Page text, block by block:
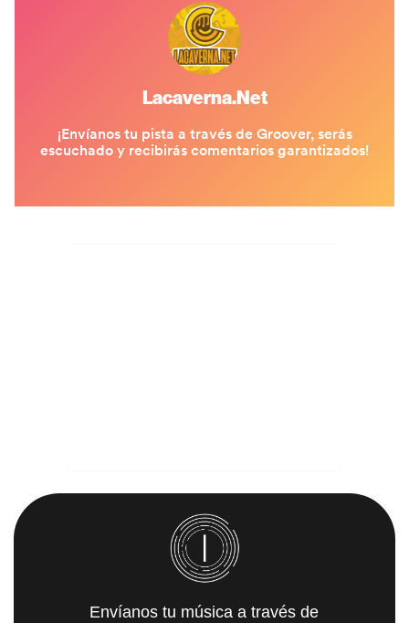
Envíanos tu música a través de